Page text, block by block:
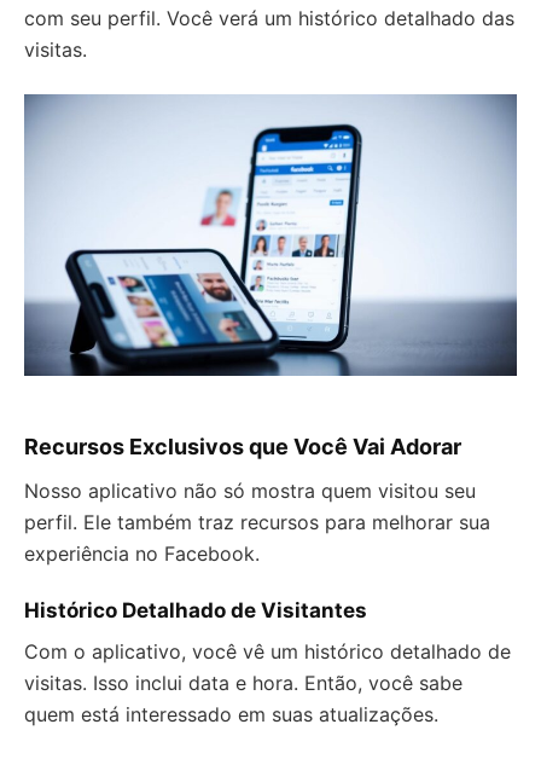
com seu perfil. Você verá um histórico detalhado das
visitas.
Recursos Exclusivos que Você Vai Adorar
Nosso aplicativo não só mostra quem visitou seu
perfil. Ele também traz recursos para melhorar sua
experiência no Facebook.
Histórico Detalhado de Visitantes
Com o aplicativo, você vê um histórico detalhado de
visitas. Isso inclui data e hora. Então, você sabe
quem está interessado em suas atualizações.